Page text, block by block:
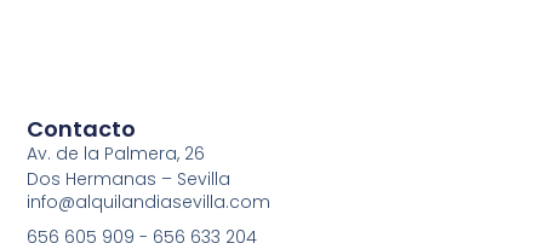
Contacto
Av. de la Palmera, 26
Dos Hermanas – Sevilla
info@alquilandiasevilla.com
656 605 909 - 656 633 204